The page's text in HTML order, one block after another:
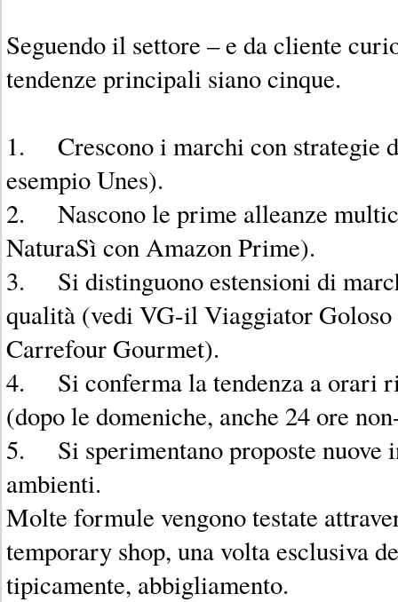
Seguendo il settore – e da cliente
tendenze principali siano cinque.
1. Crescono i marchi con strategie
esempio Unes).
2. Nascono le prime alleanze
NaturaSì con Amazon Prime).
3. Si distinguono estensioni di
qualità (vedi VG-il Viaggiator Goloso
Carrefour Gourmet).
4. Si conferma la tendenza a orari
(dopo le domeniche, anche 24 ore
5. Si sperimentano proposte nuove
ambienti.
Molte formule vengono testate
temporary shop, una volta esclusiva
tipicamente, abbigliamento.